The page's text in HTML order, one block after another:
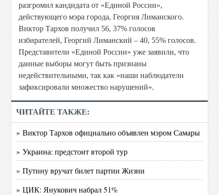
разгромил кандидата от «Единой России»,
действующего мэра города, Георгия Лиманского.
Виктор Тархов получил 56, 37% голосов
избирателей, Георгий Лиманский – 40, 55% голосов.
Представители «Единой России» уже заявили, что
данные выборы могут быть признаны
недействительными, так как «наши наблюдатели
зафиксировали множество нарушений».
ЧИТАЙТЕ ТАКЖЕ:
» Виктор Тархов официально объявлен мэром Самары
» Украина: предстоит второй тур
» Путину вручат билет партии Жизни
» ЦИК: Янукович набрал 51%